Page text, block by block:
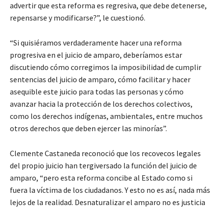
advertir que esta reforma es regresiva, que debe detenerse,
repensarse y modificarse?”, le cuestionó.
“Si quisiéramos verdaderamente hacer una reforma
progresiva en el juicio de amparo, deberíamos estar
discutiendo cómo corregimos la imposibilidad de cumplir
sentencias del juicio de amparo, cómo facilitar y hacer
asequible este juicio para todas las personas y cómo
avanzar hacia la protección de los derechos colectivos,
como los derechos indígenas, ambientales, entre muchos
otros derechos que deben ejercer las minorías”.
Clemente Castaneda reconoció que los recovecos legales
del propio juicio han tergiversado la función del juicio de
amparo, “pero esta reforma concibe al Estado como si
fuera la víctima de los ciudadanos. Y esto no es así, nada más
lejos de la realidad. Desnaturalizar el amparo no es justicia